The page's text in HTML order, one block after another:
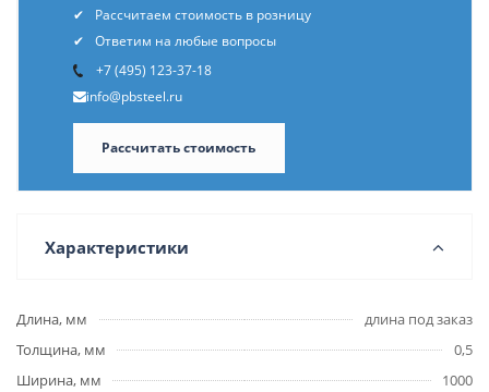
Рассчитаем стоимость в розницу
Ответим на любые вопросы
+7 (495) 123-37-18
info@pbsteel.ru
Рассчитать стоимость
Характеристики
Длина, мм
длина под заказ
Толщина, мм
0,5
Ширина, мм
1000